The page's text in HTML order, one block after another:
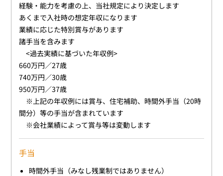
経験・能力を考慮の上、当社規定により決定します
あくまで入社時の想定年収になります
業績に応じた特別賞与があります
諸手当を含みます
<過去実績に基づいた年収例>
660万円／27歳
740万円／30歳
950万円／37歳
※上記の年収例には賞与、住宅補助、時間外手当（20時
間分）等の手当が含まれています
※会社業績によって賞与等は変動します
手当
時間外手当（みなし残業制ではありません）